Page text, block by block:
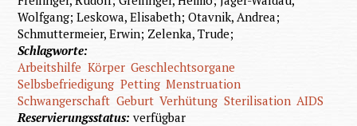
Wolfgang; Leskowa, Elisabeth; Otavnik, Andrea;
Schmuttermeier, Erwin; Zelenka, Trude;
Schlagworte:
Arbeitshilfe Körper Geschlechtsorgane
Selbsbefriedigung Petting Menstruation
Schwangerschaft Geburt Verhütung Sterilisation AIDS
Reservierungsstatus:verfügbar